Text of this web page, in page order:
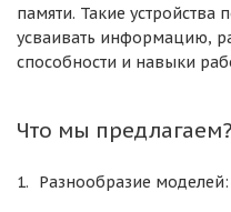
памяти. Такие устройства
усваивать информацию,
способности и навыки
Что мы предлагаем?
Разнообразие моделей: